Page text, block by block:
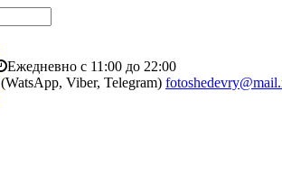
Ежедневно с 11:00 до 22:00
(WatsApp, Viber, Telegram)